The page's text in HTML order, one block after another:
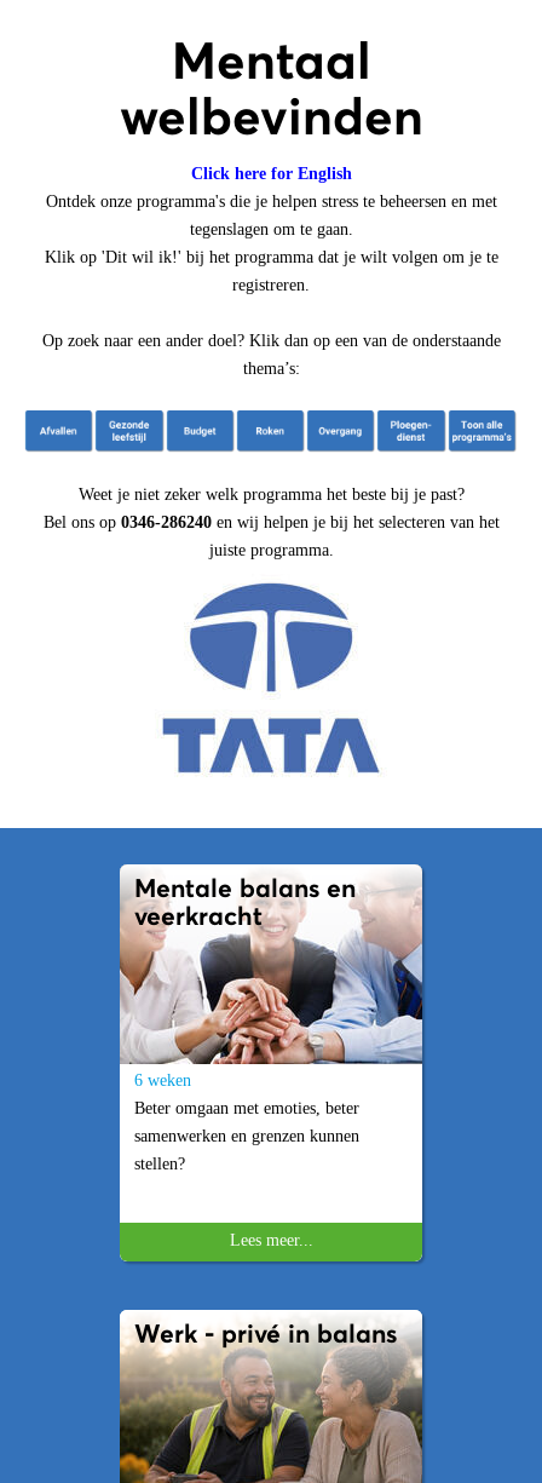
Mentaal
welbevinden
Click here for English
Ontdek onze programma's die je helpen stress te beheersen en met
tegenslagen om te gaan.
Klik op 'Dit wil ik!' bij het programma dat je wilt volgen om je te
registreren.
Op zoek naar een ander doel? Klik dan op een van de onderstaande
thema’s:
Weet je niet zeker welk programma het beste bij je past?
Bel ons op 0346-286240en wij helpen je bij het selecteren van het
juiste programma.
Mentale balans en
veerkracht
6 weken
Beter omgaan met emoties, beter
samenwerken en grenzen kunnen
stellen?
Lees meer...
Werk - privé in balans